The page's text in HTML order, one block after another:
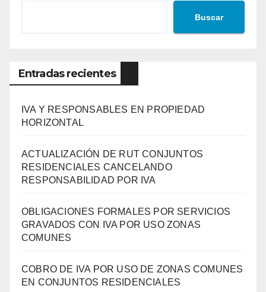
Buscar
Entradas recientes
IVA Y RESPONSABLES EN PROPIEDAD
HORIZONTAL
ACTUALIZACIÓN DE RUT CONJUNTOS
RESIDENCIALES CANCELANDO
RESPONSABILIDAD POR IVA
OBLIGACIONES FORMALES POR SERVICIOS
GRAVADOS CON IVA POR USO ZONAS
COMUNES
COBRO DE IVA POR USO DE ZONAS COMUNES
EN CONJUNTOS RESIDENCIALES